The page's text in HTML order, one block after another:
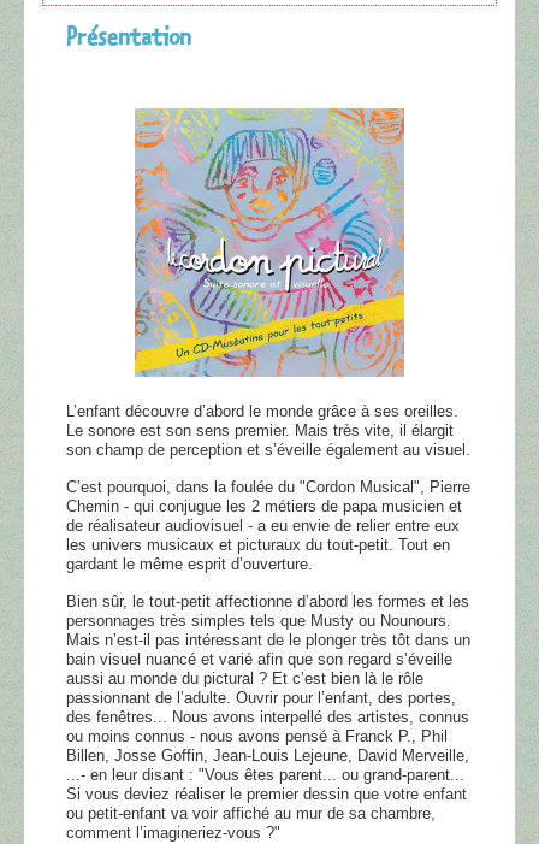
Présentation
L’enfant découvre d’abord le monde grâce à ses oreilles.
Le sonore est son sens premier. Mais très vite, il élargit
son champ de perception et s’éveille également au visuel.
C’est pourquoi, dans la foulée du "Cordon Musical", Pierre
Chemin - qui conjugue les 2 métiers de papa musicien et
de réalisateur audiovisuel - a eu envie de relier entre eux
les univers musicaux et picturaux du tout-petit. Tout en
gardant le même esprit d’ouverture.
Bien sûr, le tout-petit affectionne d’abord les formes et les
personnages très simples tels que Musty ou Nounours.
Mais n’est-il pas intéressant de le plonger très tôt dans un
bain visuel nuancé et varié afin que son regard s’éveille
aussi au monde du pictural ? Et c’est bien là le rôle
passionnant de l’adulte. Ouvrir pour l’enfant, des portes,
des fenêtres... Nous avons interpellé des artistes, connus
ou moins connus - nous avons pensé à Franck P., Phil
Billen, Josse Goffin, Jean-Louis Lejeune, David Merveille,
...- en leur disant : "Vous êtes parent... ou grand-parent...
Si vous deviez réaliser le premier dessin que votre enfant
ou petit-enfant va voir affiché au mur de sa chambre,
comment l’imagineriez-vous ?"